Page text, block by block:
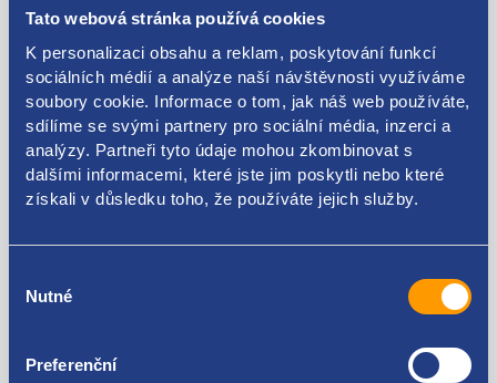
Tato webová stránka používá cookies
K personalizaci obsahu a reklam, poskytování funkcí
sociálních médií a analýze naší návštěvnosti využíváme
soubory cookie. Informace o tom, jak náš web používáte,
sdílíme se svými partnery pro sociální média, inzerci a
analýzy. Partneři tyto údaje mohou zkombinovat s
dalšími informacemi, které jste jim poskytli nebo které
získali v důsledku toho, že používáte jejich služby.
souhlasu
Nutné
Preferenční
Kódy produktu
2E0122101
Použitelné pro vozy